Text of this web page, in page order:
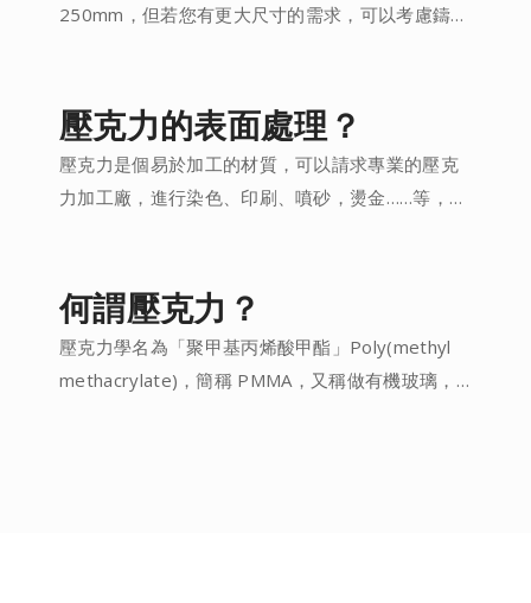
處理，建議重新購買。
250mm，但若您有更大尺寸的需求，可以考慮鑄型
原料，倒入管子模具中，以離心原理成型，尺寸公
差較大，製程較久，一支也能生產，適合小量生
產，物性、機械強度也比較好，因為分子量高，可
耐溫約90度，但表面會有細微的布輪拋痕。
壓克力的表面處理？
壓克力是個易於加工的材質，可以請求專業的壓克
力加工廠，進行染色、印刷、噴砂，燙金……等，都
何謂壓克力？
壓克力學名為「聚甲基丙烯酸甲酯」Poly(methyl
methacrylate)，簡稱 PMMA，又稱做有機玻璃，